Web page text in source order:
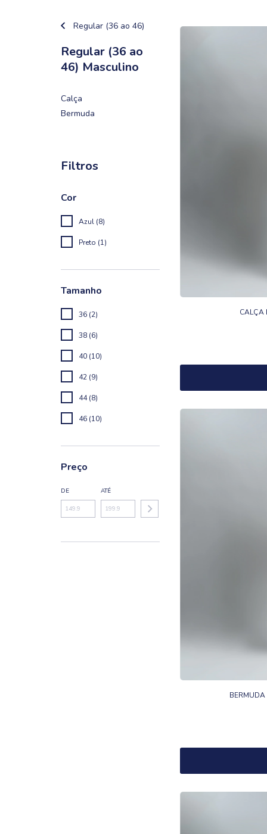
Regular (36 ao 46)
Regular (36 ao
46) Masculino
Calça
Bermuda
Filtros
Cor
Azul (8)
Preto (1)
Tamanho
36 (2)
38 (6)
40 (10)
42 (9)
44 (8)
46 (10)
Preço
DE ATÉ
CALÇA